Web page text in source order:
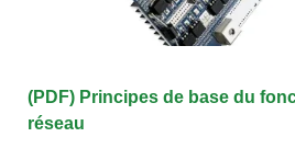
(PDF) Principes de base du
réseau